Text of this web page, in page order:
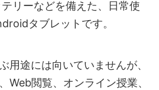
リーなどを備えた、日常使
タブレットです。
用途には向いていませんが、
Web閲覧、オンライン授業、